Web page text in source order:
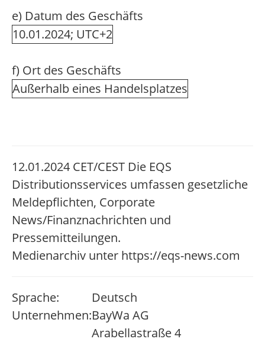
e) Datum des Geschäfts
10.01.2024; UTC+2
f) Ort des Geschäfts
Außerhalb eines Handelsplatzes
12.01.2024 CET/CEST Die EQS
Distributionsservices umfassen gesetzliche
Meldepflichten, Corporate
News/Finanznachrichten und
Pressemitteilungen.
Medienarchiv unter https://eqs-news.com
Sprache:
Deutsch
Unternehmen:BayWa AG
Arabellastraße 4